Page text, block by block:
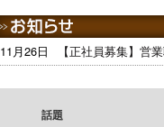
11月26日 【正社員募集】営
話題